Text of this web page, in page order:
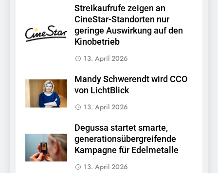
Streikaufrufe zeigen an
CineStar-Standorten nur
geringe Auswirkung auf den
Kinobetrieb
13. April 2026
Mandy Schwerendt wird CCO
von LichtBlick
13. April 2026
Degussa startet smarte,
generationsübergreifende
Kampagne für Edelmetalle
13. April 2026